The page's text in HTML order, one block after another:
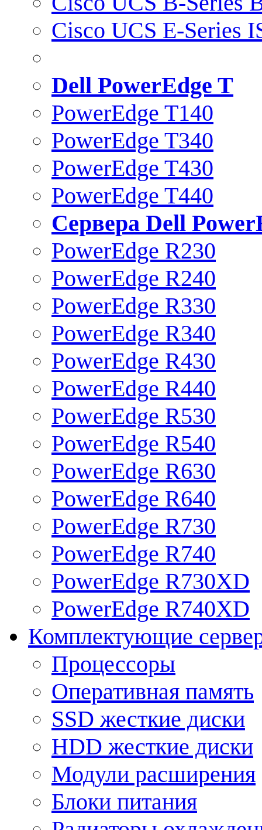
Cisco UCS E-Series
Dell PowerEdge T
PowerEdge T140
PowerEdge T340
PowerEdge T430
PowerEdge T440
Сервера Dell
PowerEdge R230
PowerEdge R240
PowerEdge R330
PowerEdge R340
PowerEdge R430
PowerEdge R440
PowerEdge R530
PowerEdge R540
PowerEdge R630
PowerEdge R640
PowerEdge R730
PowerEdge R740
PowerEdge R730XD
PowerEdge R740XD
Комплектующие
Процессоры
Оперативная память
SSD жесткие диски
HDD жесткие диски
Модули расширения
Блоки питания